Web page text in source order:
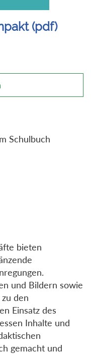
(pdf)
Schulbuch
bieten
und Bildern sowie
den
Einsatz des
Inhalte und
gemacht und